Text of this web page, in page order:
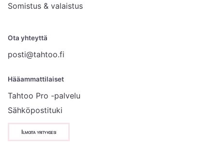
Ota yhteyttä
posti@tahtoo.fi
Hääammattilaiset
Tahtoo Pro -palvelu
Sähköpostituki
Ilmoita yrityksesi
Somistus & valaistus